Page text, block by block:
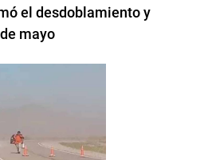
el desdoblamiento y
mayo